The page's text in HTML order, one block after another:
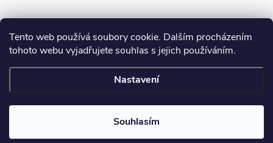
Tento web používá soubory cookie. Dalším procházením
tohoto webu vyjadřujete souhlas s jejich používáním.
Nastavení
Souhlasím
Sledovat na Instagramu
práva vyhrazena.Upravit nastavení cookies